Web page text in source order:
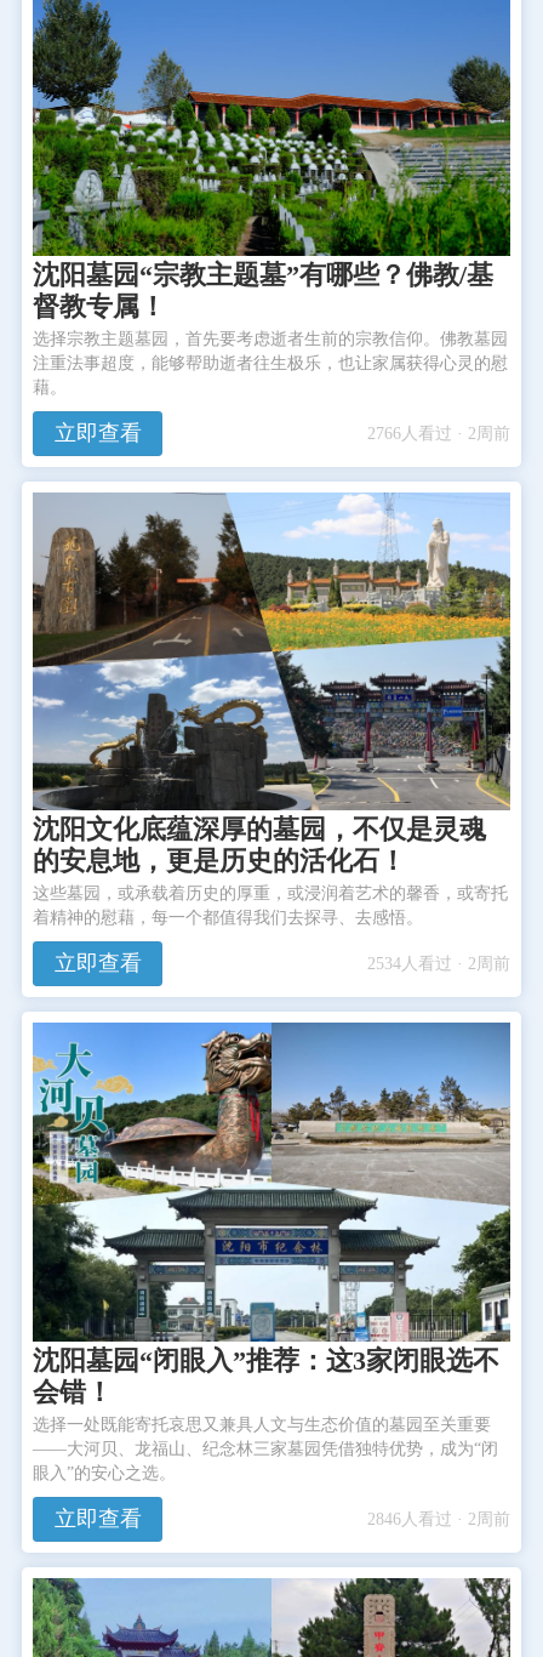
沈阳墓园“宗教主题墓”有哪些？佛教/基
督教专属！
选择宗教主题墓园，首先要考虑逝者生前的宗教信仰。佛教墓园
注重法事超度，能够帮助逝者往生极乐，也让家属获得心灵的慰
藉。
立即查看 2766人看过 · 2周前
沈阳文化底蕴深厚的墓园，不仅是灵魂
的安息地，更是历史的活化石！
这些墓园，或承载着历史的厚重，或浸润着艺术的馨香，或寄托
着精神的慰藉，每一个都值得我们去探寻、去感悟。
立即查看 2534人看过 · 2周前
沈阳墓园“闭眼入”推荐：这3家闭眼选不
会错！
选择一处既能寄托哀思又兼具人文与生态价值的墓园至关重要
——大河贝、龙福山、纪念林三家墓园凭借独特优势，成为“闭
眼入”的安心之选。
立即查看 2846人看过 · 2周前